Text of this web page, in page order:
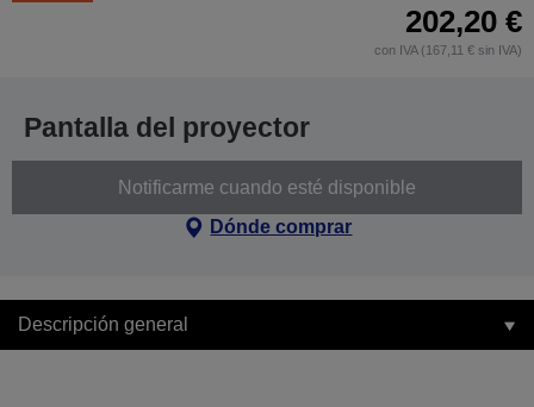
202,20 €
con IVA (167,11 € sin IVA)
Pantalla del proyector
Notificarme cuando esté disponible
Dónde comprar
Descripción general